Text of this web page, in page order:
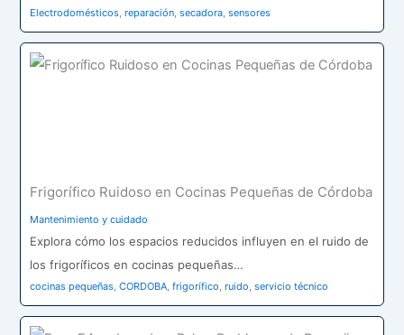
Electrodomésticos,reparación,secadora,sensores
Frigorífico Ruidoso en Cocinas Pequeñas de Córdoba
Mantenimiento y cuidado
Explora cómo los espacios reducidos influyen en el ruido de
los frigoríficos en cocinas pequeñas…
cocinas pequeñas,CORDOBA,frigorífico,ruido,servicio técnico